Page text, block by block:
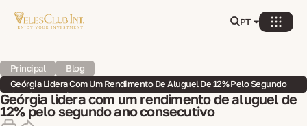
PT
Principal
Blog
Geórgia Lidera Com Um Rendimento De Aluguel De 12% Pelo Segundo
Ano Consecutivo
Geórgia lidera com um rendimento de aluguel de
12% pelo segundo ano consecutivo